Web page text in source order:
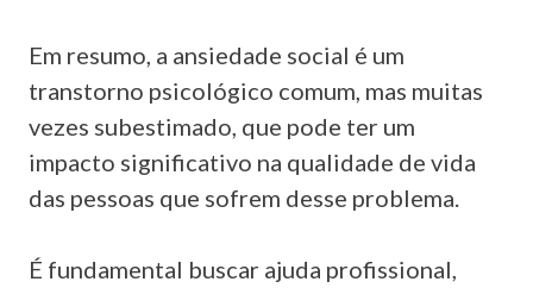
Em resumo, a ansiedade social é um
transtorno psicológico comum, mas muitas
vezes subestimado, que pode ter um
impacto significativo na qualidade de vida
das pessoas que sofrem desse problema.
É fundamental buscar ajuda profissional,